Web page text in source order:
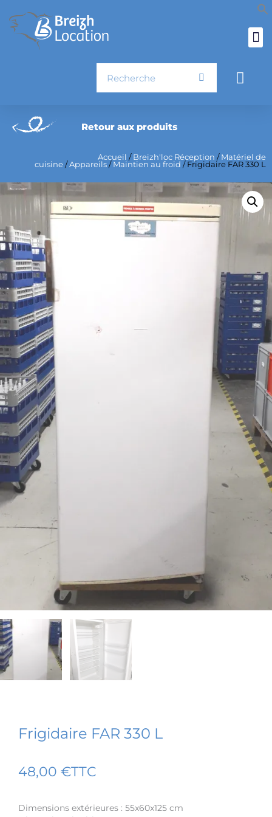
au
contenu
Retour aux produits
Accueil / Breizh'loc Réception / Matériel de
cuisine /Appareils / Maintien au froid / Frigidaire FAR 330 L
Frigidaire FAR 330 L
48,00 €TTC
Dimensions extérieures : 55x60x125 cm